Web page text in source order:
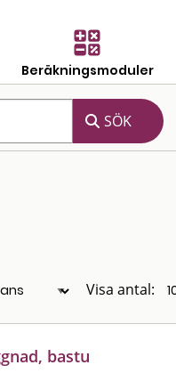
Beräkningsmoduler
Visa antal:
bastu